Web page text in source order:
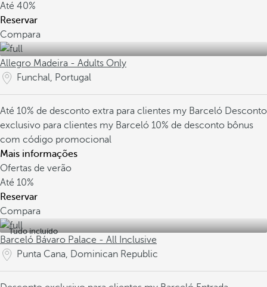
Até 40%
Reservar
Compara
Allegro Madeira - Adults Only
Funchal, Portugal
Até 10% de desconto extra para clientes my Barceló Desconto
exclusivo para clientes my Barceló 10% de desconto bônus
com código promocional
Mais informações
Ofertas de verão
Até 10%
Reservar
Compara
Tudo incluído
Barceló Bávaro Palace - All Inclusive
Punta Cana, Dominican Republic